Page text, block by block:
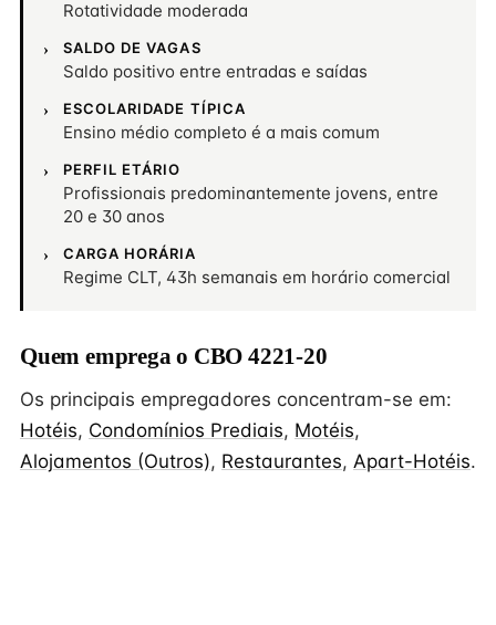
Rotatividade moderada
SALDO DE VAGAS
Saldo positivo entre entradas e saídas
ESCOLARIDADE TÍPICA
Ensino médio completo é a mais comum
PERFIL ETÁRIO
Profissionais predominantemente jovens, entre
20 e 30 anos
CARGA HORÁRIA
Regime CLT, 43h semanais em horário comercial
Quem emprega o CBO 4221-20
Os principais empregadores concentram-se em:
Hotéis, Condomínios Prediais, Motéis,
Alojamentos (Outros), Restaurantes, Apart-Hotéis.